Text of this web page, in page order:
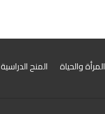
المرأة والحياة
المنح الدراسية